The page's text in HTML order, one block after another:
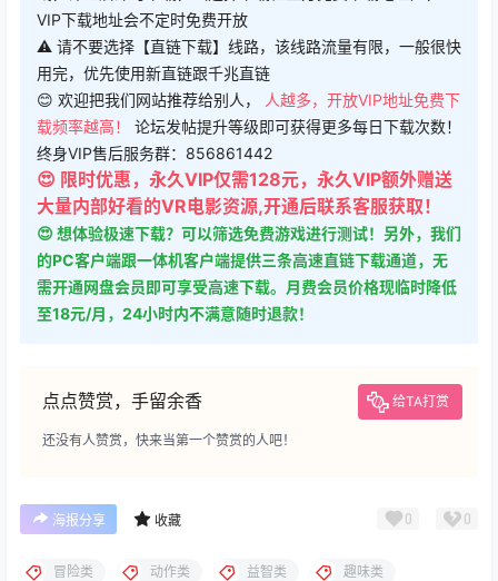
VIP下载地址会不定时免费开放
⚠ 请不要选择【直链下载】线路，该线路流量有限，一般很快
用完，优先使用新直链跟千兆直链
😊 欢迎把我们网站推荐给别人，
人越多，开放VIP地址免费下
载频率越高！ 论坛发帖提升等级即可获得更多每日下载次数！
终身VIP售后服务群：856861442
😍 限时优惠，永久VIP仅需128元，永久VIP额外赠送
大量内部好看的VR电影资源,开通后联系客服获取！
😍 想体验极速下载？可以筛选免费游戏进行测试！另外，我们
的PC客户端跟一体机客户端提供三条高速直链下载通道，无
需开通网盘会员即可享受高速下载。月费会员价格现临时降低
至18元/月，24小时内不满意随时退款！
点点赞赏，手留余香 给TA打赏
还没有人赞赏，快来当第一个赞赏的人吧！
海报分享 收藏 0 0
冒险类 动作类 益智类 趣味类